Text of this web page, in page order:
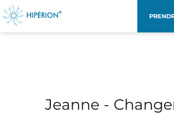
Jeanne -